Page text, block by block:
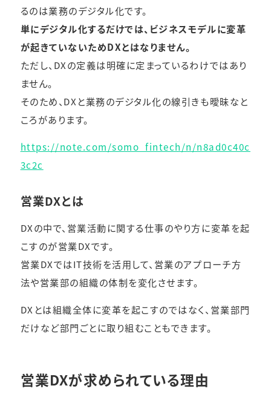
るのは業務のデジタル化です。
単にデジタル化するだけでは、ビジネスモデルに変革
が起きていないためDXとはなりません。
ただし、DXの定義は明確に定まっているわけではあり
ません。
そのため、DXと業務のデジタル化の線引きも曖昧なと
ころがあります。
https://note.com/somo_fintech/n/n8ad0c40c
3c2c
営業DXとは
DXの中で、営業活動に関する仕事のやり方に変革を起
こすのが営業DXです。
営業DXではIT技術を活用して、営業のアプローチ方
法や営業部の組織の体制を変化させます。
DXとは組織全体に変革を起こすのではなく、営業部門
だけなど部門ごとに取り組むこともできます。
営業DXが求められている理由